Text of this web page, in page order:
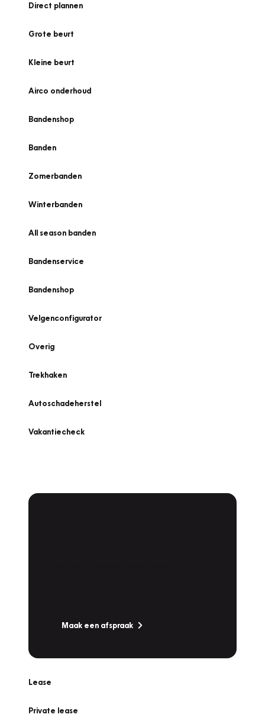
Direct plannen
Grote beurt
Kleine beurt
Airco onderhoud
Bandenshop
Banden
Zomerbanden
Winterbanden
All season banden
Bandenservice
Bandenshop
Velgenconfigurator
Overig
Trekhaken
Autoschadeherstel
Vakantiecheck
Maak een afspraak
Lease
Private lease